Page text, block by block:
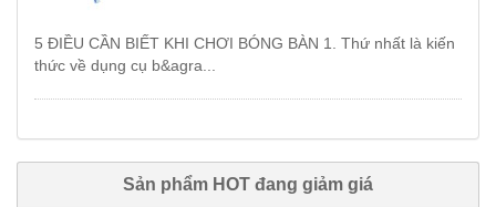
5 ĐIỀU CẦN BIẾT KHI CHƠI BÓNG BÀN 1. Thứ nhất là kiến
thức về dụng cụ b&agra...
Sản phẩm HOT đang giảm giá